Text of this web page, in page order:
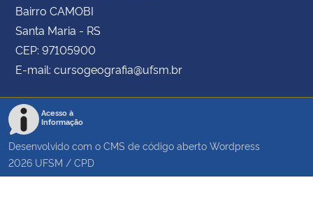
Bairro CAMOBI
Santa Maria - RS
CEP: 97105900
E-mail: cursogeografia@ufsm.br
Acesso à
Informação
Desenvolvido com o CMS de código aberto Wordpress
2026 UFSM / CPD